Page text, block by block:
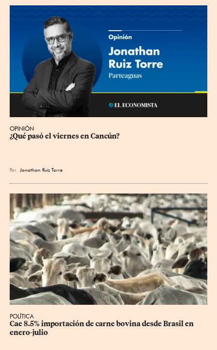
OPINIÓN
¿Qué pasó el viernes en Cancún?
Por Jonathan Ruiz Torre
POLÍTICA
Cae 8.5% importación de carne bovina desde Brasil en
enero-julio